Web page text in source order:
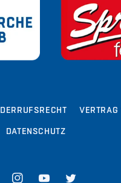
VERTRAG
DATENSCHUTZ